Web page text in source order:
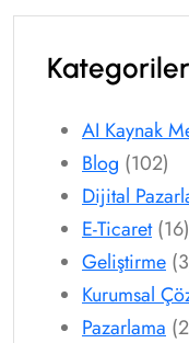
Kategoriler
AI Kaynak
Blog (102)
Dijital
E-Ticaret(16)
Geliştirme
Kurumsal
Pazarlama